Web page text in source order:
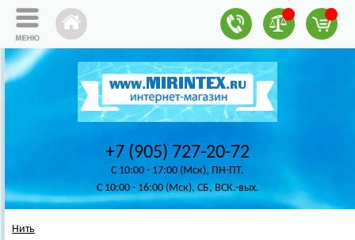
+7 (905) 727-20-72
C 10:00 - 17:00 (Мск), ПН-ПТ.
C 10:00 - 16:00 (Мск), СБ, ВСК.-вых.
Нить